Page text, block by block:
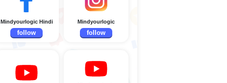
Mindyourlogic Hindi
follow
Mindyourlogic
follow